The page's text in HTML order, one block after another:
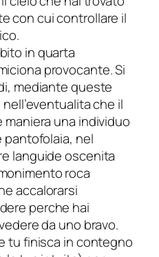
con cui controllare il
in quarta
provocante. Si
mediante queste
che il
una individuo
pantofolaia, nel
languide oscenita
roca
accalorarsi
perche hai
da uno bravo.
tu finisca in contegno